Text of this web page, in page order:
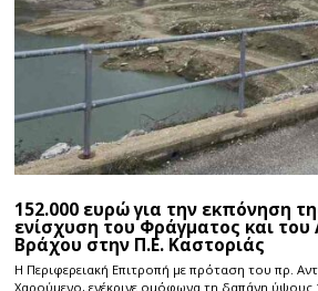
152.000 ευρώ για την εκπόνηση
ενίσχυση του Φράγματος και του
Βράχου στην Π.Ε. Καστοριάς
Η Περιφερειακή Επιτροπή με πρόταση του πρ.
Χαρούμενο, ενέκρινε ομόφωνα τη δαπάνη ύψους